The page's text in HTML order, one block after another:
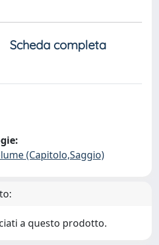
Scheda completa
(Capitolo,Saggio)
a questo prodotto.